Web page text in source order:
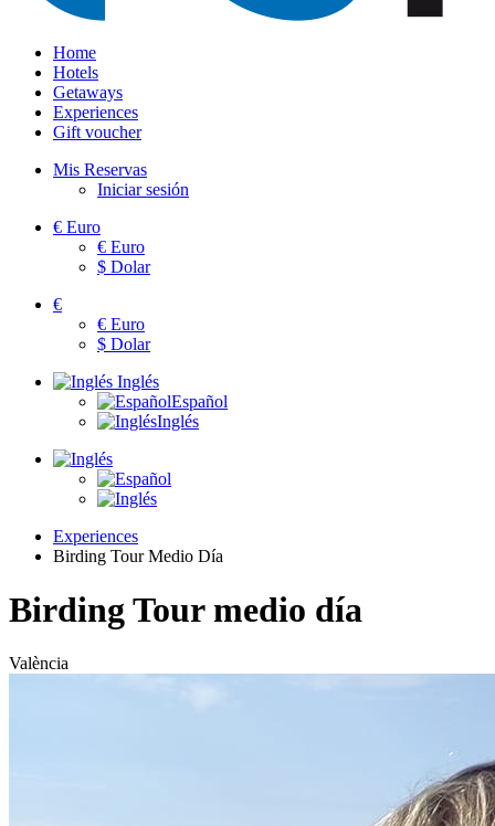
Home
Hotels
Getaways
Experiences
Gift voucher
Mis Reservas
Iniciar sesión
€ Euro
€ Euro
$ Dolar
€
€ Euro
$ Dolar
Inglés
Español
Inglés
Experiences
Birding Tour Medio Día
Birding Tour medio día
València